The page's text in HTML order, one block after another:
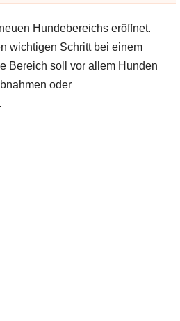
Hundebereichs eröffnet.
wichtigen Schritt bei einem
Bereich soll vor allem Hunden
oder